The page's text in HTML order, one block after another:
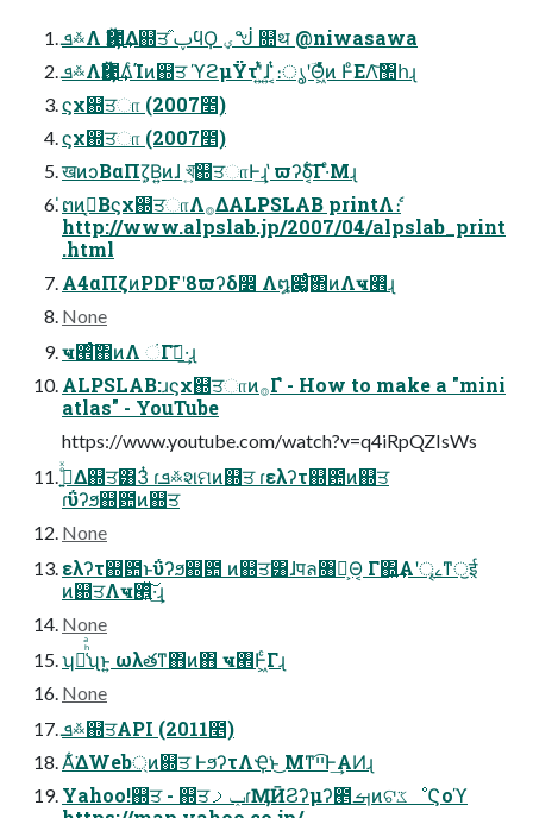
ܦ࿏Λ Ҋ಺͢Δ஍ਤ ໎ࢠϥϘ ؠᖒ ௚थ @niwasawa
ܦ࿏ΛҊ಺͢ΔͨΊͷ஍ਤ ϓϩμΫτʹ͍ͭͯɺ͍͘ ͔ͭ։ൃʹؔΘ͖ͬͯͨͷ ͰͦΕΛ͝঺հɻ
ϛχ஍ਤா (2007೥)
ϛχ஍ਤா (2007೥)
खͷͻΒαΠζ͙Β͍ͷɺ খ͍͞஍ਤாͰ͢ɻ ̔ϖʔδ͔͋͠Γ·ͤΜɻ
̍ຕͷࢴ͔Βϛχ஍ਤாΛ࡞ΔALPSLAB printΛެ։
http://www.alpslab.jp/2007/04/alpslab_print
.html
A4αΠζͷPDFʹ8ϖʔδ෼ Λ໘෇͚ͨ͠΋ͷΛҹ࡮ɻ
None
ҹ࡮ͨ͠΋ͷΛ ંΓࢴ͠·͢ɻ
ALPSLAB:ɹϛχ஍ਤாͷ࡞Γํ - How to make a "mini
atlas" - YouTube
https://www.youtube.com/watch?v=q4iRpQZIsWs
ࡌ͍ͤͯΔ஍ਤ͸3ͭ ɾܦ࿏શମͷ஍ਤ ɾελʔτ஍఺ͷ஍ਤ
ɾΰʔϧ஍఺ͷ஍ਤ
None
ελʔτ஍఺ͱΰʔϧ஍఺ ͷ஍ਤ͸ɺपล৘ใ͕Θ͔ Γ΍͍͢Α͏ʹৄࡉͳॖई
ͷ஍ਤΛҹ࡮͍ͯ͠·͢ɻ
None
ʮ๖͑ͪͣʯͱ͍ ͏ωλతͳ΋ͷ΋ ҹ࡮Ͱ͖ͨΓɻ
None
ܦ࿏஍ਤAPI (2011೥)
Α͋͘ΔWeb্ͷ஍ਤ ͰϧʔτΛҾ͘ͱ͜ Μͳײ͡Ͱ͢ΑͶɻ
Yahoo!஍ਤ - ஍ਤݕࡧɾӍӢϨʔμʔ౥ࡌͷଟػೳϚοϓ